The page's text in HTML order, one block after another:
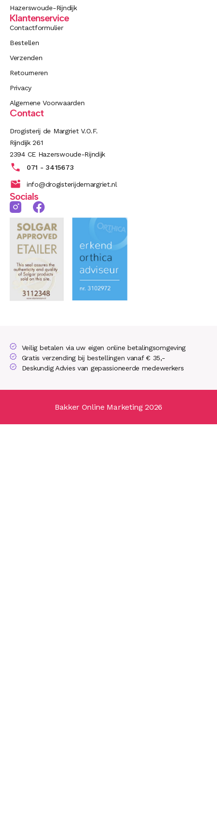
Hazerswoude-Rijndijk
Klantenservice
Contactformulier
Bestellen
Verzenden
Retourneren
Privacy
Algemene Voorwaarden
Contact
Drogisterij de Margriet V.O.F.
Rijndijk 261
2394 CE Hazerswoude-Rijndijk
071 - 3415673
info@drogisterijdemargriet.nl
Socials
Veilig betalen via uw eigen online betalingsomgeving
Gratis verzending bij bestellingen vanaf € 35,-
Deskundig Advies van gepassioneerde medewerkers
Bakker Online Marketing 2026